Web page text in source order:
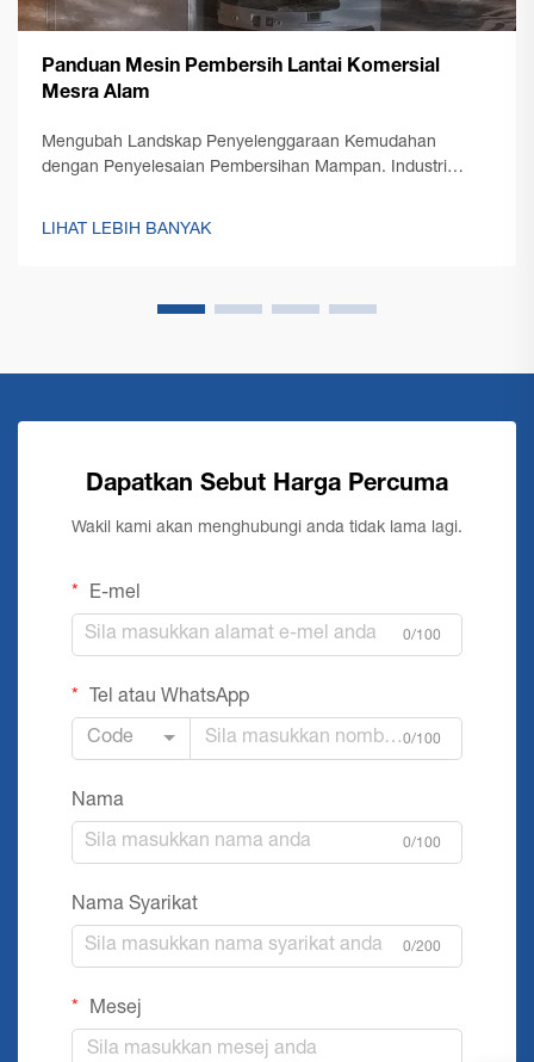
Panduan Mesin Pembersih Lantai Komersial
Mesra Alam
Mengubah Landskap Penyelenggaraan Kemudahan
dengan Penyelesaian Pembersihan Mampan. Industri
besar dalam beberapa tahun kebelakangan ini, dengan
LIHAT LEBIH BANYAK
Dapatkan Sebut Harga Percuma
Wakil kami akan menghubungi anda tidak lama lagi.
E-mel
0/100
Tel atau WhatsApp
Code 0/100
Nama
0/100
Nama Syarikat
0/200
Mesej